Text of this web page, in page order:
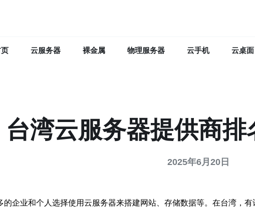
云服务器 裸金属 物理服务器 云手机 云桌面
台湾云服务器提供商
2025年6月20日
的企业和个人选择使用云服务器来搭建网站、存储数据等。在台湾，